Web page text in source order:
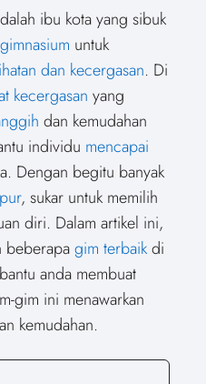
r
e
o
n
t
e
r
e
s
r
o
n
k
d
I
n
r
n
i
ibu kota yang sibuk
gimnasium untuk
dan kecergasan. Di
kecergasan yang
dan kemudahan
individu mencapai
Dengan begitu banyak
, sukar untuk memilih
diri. Dalam artikel ini,
beberapagim terbaikdi
anda membuat
gim ini menawarkan
kemudahan.